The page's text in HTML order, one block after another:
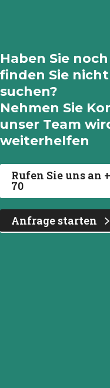
Haben Sie
finden Sie
suchen?
Nehmen Sie
unser Team
weiterhelfen
Rufen Sie uns an
70
Anfrage starten